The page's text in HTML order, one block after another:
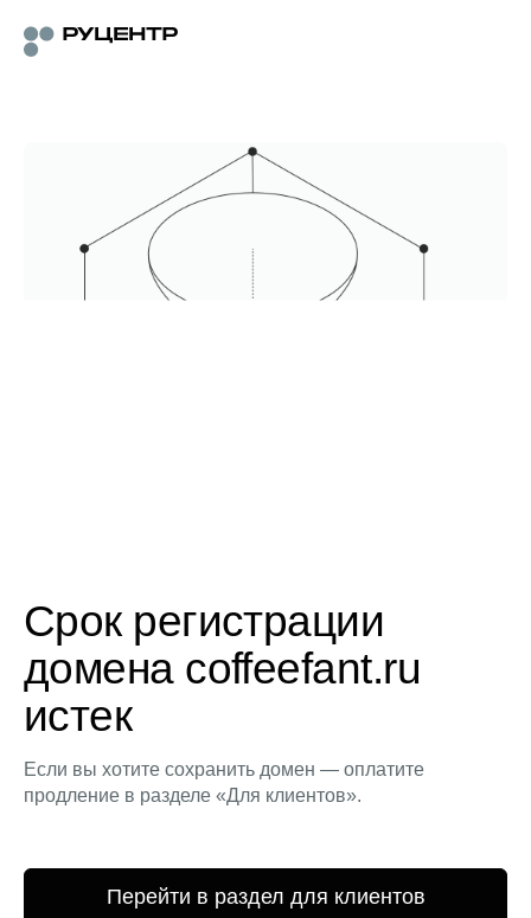
Срок регистрации
домена coffeefant.ru
истек
Если вы хотите сохранить домен — оплатите
продление в разделе «Для клиентов».
Перейти в раздел для клиентов